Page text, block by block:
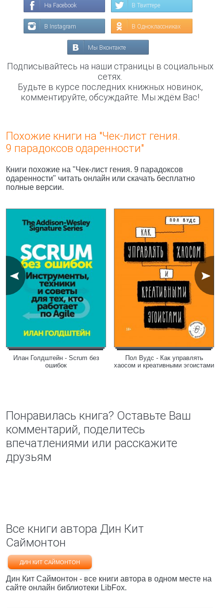
На Facebook В Твиттере
В Instagram В Одноклассниках
Мы Вконтакте
Подписывайтесь на наши страницы в социальных
сетях.
Будьте в курсе последних книжных новинок,
комментируйте, обсуждайте. Мы ждём Вас!
Похожие книги на "Чек-лист гения.
9 парадоксов одаренности"
Книги похожие на "Чек-лист гения. 9 парадоксов
одаренности" читать онлайн или скачать бесплатно
полные версии.
Илан Голдштейн - Scrum без
ошибок
Пол Вудс - Как управлять
хаосом и креативными эгоистами
Понравилась книга? Оставьте Ваш
комментарий, поделитесь
впечатлениями или расскажите
друзьям
Все книги автора Дин Кит
Саймонтон
ДИН КИТ САЙМОНТОН
Дин Кит Саймонтон - все книги автора в одном месте на
сайте онлайн библиотеки LibFox.